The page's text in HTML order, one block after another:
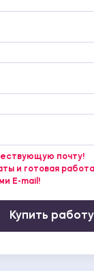
почту!
и готовая
E-mail!
Купить работу